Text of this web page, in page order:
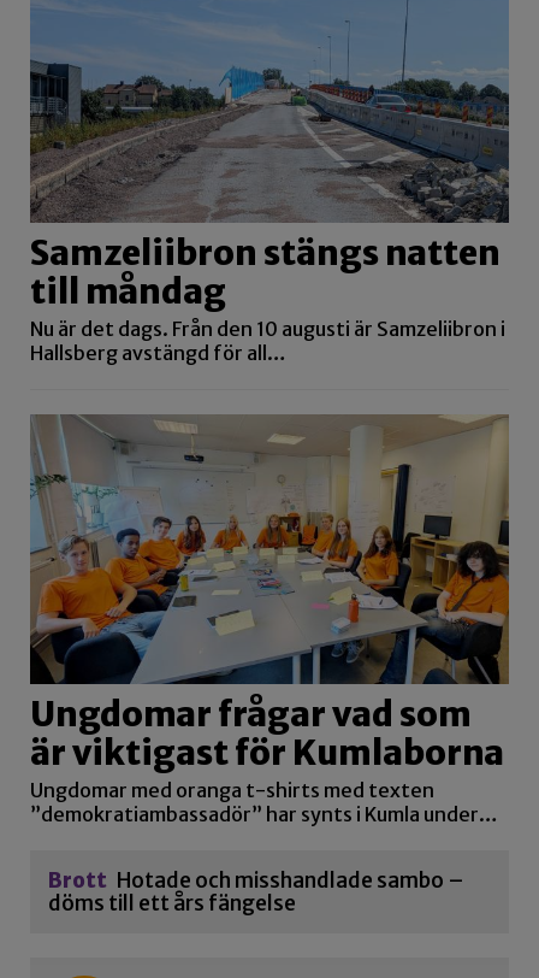
Samzeliibron stängs natten
till måndag
Nu är det dags. Från den 10 augusti är Samzeliibron i
Hallsberg avstängd för all…
Ungdomar frågar vad som
är viktigast för Kumlaborna
Ungdomar med oranga t-shirts med texten
”demokratiambassadör” har synts i Kumla under…
Brott Hotade och misshandlade sambo –
döms till ett års fängelse